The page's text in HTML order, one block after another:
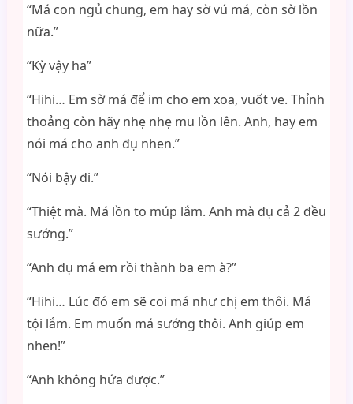
“Má con ngủ chung, em hay sờ vú má, còn sờ lồn
nữa.”
“Kỳ vậy ha”
“Hihi… Em sờ má để im cho em xoa, vuốt ve. Thỉnh
thoảng còn hãy nhẹ nhẹ mu lồn lên. Anh, hay em
nói má cho anh đụ nhen.”
“Nói bậy đi.”
“Thiệt mà. Má lồn to múp lắm. Anh mà đụ cả 2 đều
sướng.”
“Anh đụ má em rồi thành ba em à?”
“Hihi… Lúc đó em sẽ coi má như chị em thôi. Má
tội lắm. Em muốn má sướng thôi. Anh giúp em
nhen!”
“Anh không hứa được.”